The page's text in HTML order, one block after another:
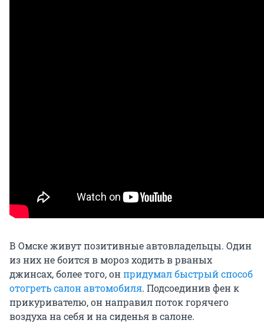
В Омске живут позитивные автовладельцы. Один
из них не боится в мороз ходить в рваных
джинсах, более того, онпридумал быстрый способ
отогреть салон автомобиля. Подсоединив фен к
прикуривателю, он направил поток горячего
воздуха на себя и на сиденья в салоне.